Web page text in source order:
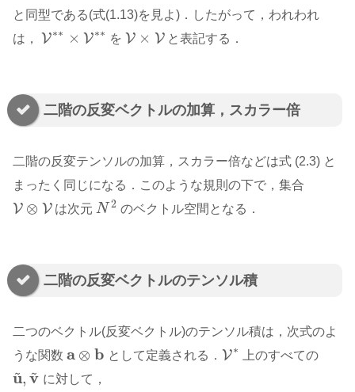
と同型である(式(1.13)を見よ)．したがって，われわれ
は， V∗∗ × V∗∗
V∗ ∗ × V∗ ∗ を V × V
V×V と表記する．
二階の反変ベクトルの加算，スカラー倍
二階の反変テンソルの加算，スカラー倍などは式 (2.3) と
まったく同じになる．このような規則の下で，集合
V ⊗ V
V⊗V は次元 N 2
N2 のベクトル空間となる．
二階の反変ベクトルのテンソル積
二つのベクトル(反変ベクトル)のテンソル積は，次式のよ
うな関数 a ⊗ b
a⊗b として定義される． V ∗
V∗ 上のすべての
u
~, v
~
u~ ,v~ に対して，